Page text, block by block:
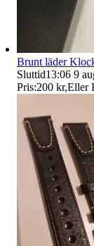
Brunt läder
Sluttid13:06 9
Pris:200 kr,Eller